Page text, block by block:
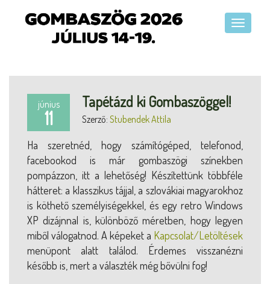
június
11
Tapétázd ki Gombaszöggel!
Szerző: Stubendek Attila
Ha szeretnéd, hogy számítógéped, telefonod,
facebookod is már gombaszögi színekben
pompázzon, itt a lehetőség! Készítettünk többféle
hátteret: a klasszikus tájjal, a szlovákiai magyarokhoz
is köthető személyiségekkel, és egy retro Windows
XP dizájnnal is, különböző méretben, hogy legyen
miből válogatnod. A képeket a Kapcsolat/Letöltések
menüpont alatt találod. Érdemes visszanézni
később is, mert a választék még bővülni fog!